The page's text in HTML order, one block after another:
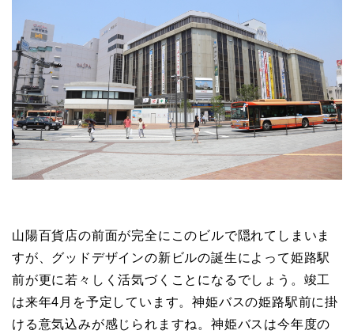
山陽百貨店の前面が完全にこのビルで隠れてしまいま
すが、グッドデザインの新ビルの誕生によって姫路駅
前が更に若々しく活気づくことになるでしょう。竣工
は来年4月を予定しています。神姫バスの姫路駅前に掛
ける意気込みが感じられますね。神姫バスは今年度の